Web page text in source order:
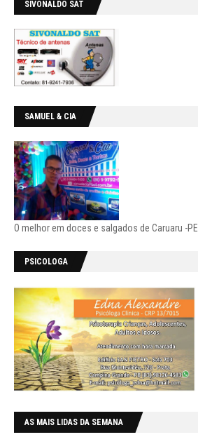
SIVONALDO SAT
SAMUEL & CIA
O melhor em doces e salgados de Caruaru -PE
PSICOLOGA
AS MAIS LIDAS DA SEMANA